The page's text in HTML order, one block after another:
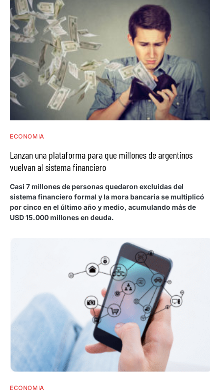
ECONOMIA
Lanzan una plataforma para que millones de argentinos
vuelvan al sistema financiero
Casi 7 millones de personas quedaron excluidas del
sistema financiero formal y la mora bancaria se multiplicó
por cinco en el último año y medio, acumulando más de
USD 15.000 millones en deuda.
ECONOMIA